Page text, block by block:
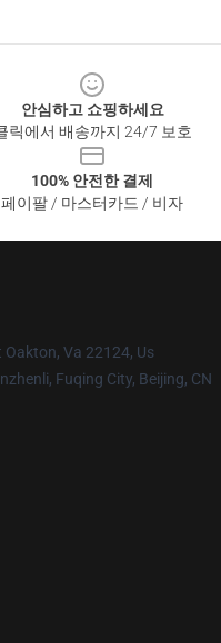
안심하고 쇼핑하세요
릭에서 배송까지 24/7 보호
100% 안전한 결제
페이팔 / 마스터카드 / 비자
Oakton, Va 22124, Us
Fuqing City, Beijing, CN